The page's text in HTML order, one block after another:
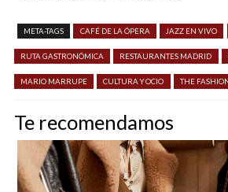
META-TAGS CAFÉ DE LA ÓPERA JAZZ EN VIVO
RUTA GASTRONÓMICA RESTAURANTES MADRID
MARIO MARRUPE CULTURA Y OCIO THE
Te recomendamos